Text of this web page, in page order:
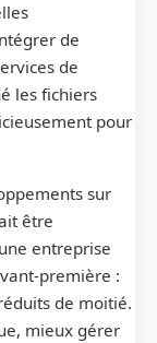
de
de
les fichiers
pour
sur
être
entreprise
première :
de moitié.
mieux gérer